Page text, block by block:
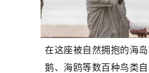
在这座被自然拥抱的海
鹅、海鸥等数百种鸟类